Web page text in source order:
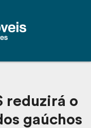
reduzirá o
gaúchos